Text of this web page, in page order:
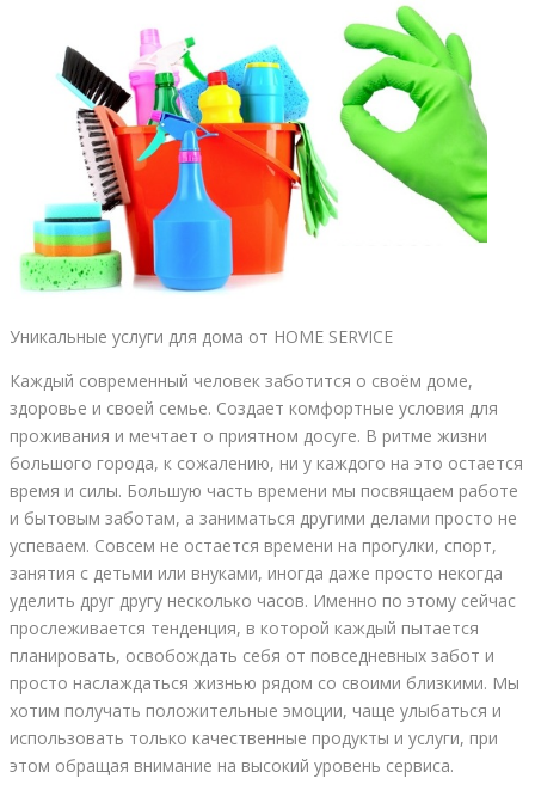
Уникальные услуги для дома от HOME SERVICE
Каждый современный человек заботится о своём доме,
здоровье и своей семье. Создает комфортные условия для
проживания и мечтает о приятном досуге. В ритме жизни
большого города, к сожалению, ни у каждого на это остается
время и силы. Большую часть времени мы посвящаем работе
и бытовым заботам, а заниматься другими делами просто не
успеваем. Совсем не остается времени на прогулки, спорт,
занятия с детьми или внуками, иногда даже просто некогда
уделить друг другу несколько часов. Именно по этому сейчас
прослеживается тенденция, в которой каждый пытается
планировать, освобождать себя от повседневных забот и
просто наслаждаться жизнью рядом со своими близкими. Мы
хотим получать положительные эмоции, чаще улыбаться и
использовать только качественные продукты и услуги, при
этом обращая внимание на высокий уровень сервиса.